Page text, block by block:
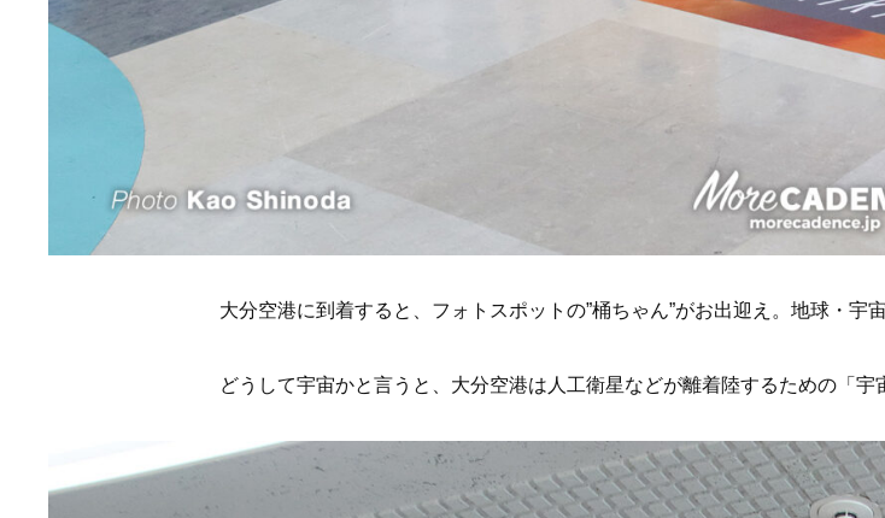
大分空港に到着すると、フォトスポットの”桶ちゃん”がお出迎え。地球・宇
どうして宇宙かと言うと、大分空港は人工衛星などが離着陸するための「宇